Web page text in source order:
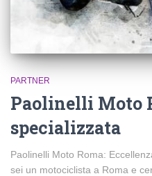
PARTNER
Paolinelli Moto
specializzata
Paolinelli Moto Roma:
sei un motociclista a Roma e